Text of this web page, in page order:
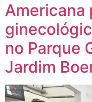
Americana
no Parque
Jardim